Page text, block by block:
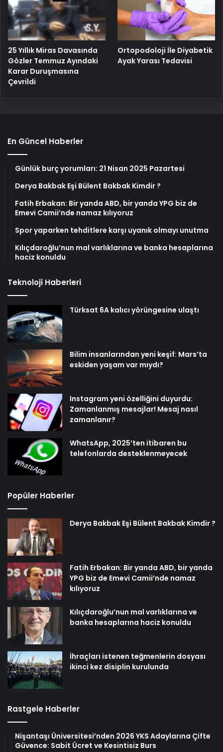
25 Yıllık Miras Davasında
Gözler Temmuz Ayındaki
Karar Duruşmasına
Çevrildi
Ortopodoloji İle Diyabetik
Ayak Yarası Tedavisi
En Güncel Haberler
Günlük burç yorumları: 21 Nisan 2025 Pazartesi
Derya Bakbak Eşi Bülent Bakbak Kimdir ?
Fatih Erbakan: Bir yanda ABD, bir yanda YPG biz de
Emevi Camii’nde namaz kılıyoruz
Spor yaparken tehditlere karşı uyanık olmayı unutma
Kılıçdaroğlu’nun mal varlıklarına ve banka hesaplarına
haciz konuldu
Teknoloji Haberleri
Türksat 6A kalıcı yörüngesine ulaştı
Bilim insanlarından yeni keşif: Mars’ta
eskiden yaşam var mıydı?
Instagram yeni özelliğini duyurdu:
Zamanlanmış mesajlar! Mesaj nasıl
zamanlanır?
WhatsApp, 2025’ten itibaren bu
telefonlarda desteklenmeyecek
Popüler Haberler
Derya Bakbak Eşi Bülent Bakbak Kimdir ?
Fatih Erbakan: Bir yanda ABD, bir yanda
YPG biz de Emevi Camii’nde namaz
kılıyoruz
Kılıçdaroğlu’nun mal varlıklarına ve
banka hesaplarına haciz konuldu
İhraçları istenen teğmenlerin dosyası
ikinci kez disiplin kurulunda
Rastgele Haberler
Nişantaşı Üniversitesi’nden 2026 YKS Adaylarına Çifte
Güvence: Sabit Ücret ve Kesintisiz Burs